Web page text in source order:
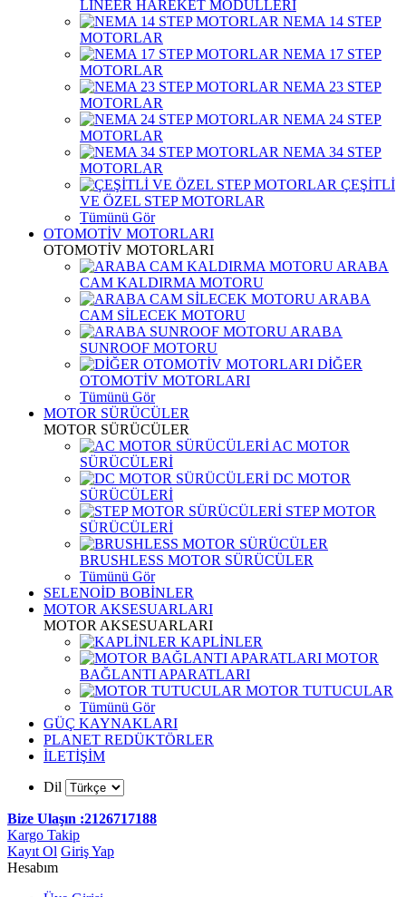
LİNEER HAREKET MODÜLLERİ
NEMA 14 STEP
MOTORLAR
NEMA 17 STEP
MOTORLAR
NEMA 23 STEP
MOTORLAR
NEMA 24 STEP
MOTORLAR
NEMA 34 STEP
MOTORLAR
ÇEŞİTLİ
VE ÖZEL STEP MOTORLAR
Tümünü Gör
OTOMOTİV MOTORLARI
OTOMOTİV MOTORLARI
ARABA
CAM KALDIRMA MOTORU
ARABA
CAM SİLECEK MOTORU
ARABA
SUNROOF MOTORU
DİĞER
OTOMOTİV MOTORLARI
Tümünü Gör
MOTOR SÜRÜCÜLER
MOTOR SÜRÜCÜLER
AC MOTOR
SÜRÜCÜLERİ
DC MOTOR
SÜRÜCÜLERİ
STEP MOTOR
SÜRÜCÜLERİ
BRUSHLESS MOTOR SÜRÜCÜLER
Tümünü Gör
SELENOİD BOBİNLER
MOTOR AKSESUARLARI
MOTOR AKSESUARLARI
KAPLİNLER
MOTOR
BAĞLANTI APARATLARI
MOTOR TUTUCULAR
Tümünü Gör
GÜÇ KAYNAKLARI
PLANET REDÜKTÖRLER
İLETİŞİM
Dil
Bize Ulaşın :2126717188
Kargo Takip
Kayıt Ol Giriş Yap
Hesabım